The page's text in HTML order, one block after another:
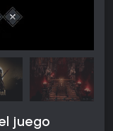
juego